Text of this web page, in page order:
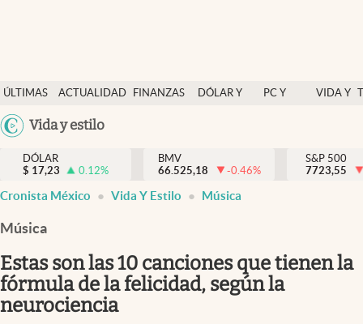
ÚLTIMAS
NOTICIAS
ACTUALIDAD
FINANZAS
DÓLAR Y
PC Y
VIDA Y
México
Vida y estilo
Actualidad
Finanzas y economía
Dólar y mercados
Pc y celular
Vida y estilo
DÓLAR
$ 17,23 0.12%
BMV
66.525,18
-0.46%
S&P 500
7723,55
Cronista México Vida Y Estilo Música
Música
Estas son las 10 canciones que tienen la
fórmula de la felicidad, según la
neurociencia